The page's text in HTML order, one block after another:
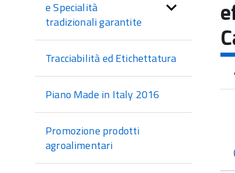
sezione
e Specialità
tradizionali garantite
Tracciabilità ed Etichettatura
Piano Made in Italy 2016
Promozione prodotti
agroalimentari